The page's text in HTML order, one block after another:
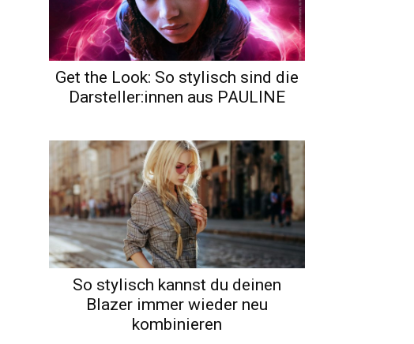
Get the Look: So stylisch sind die
Darsteller:innen aus PAULINE
So stylisch kannst du deinen
Blazer immer wieder neu
kombinieren